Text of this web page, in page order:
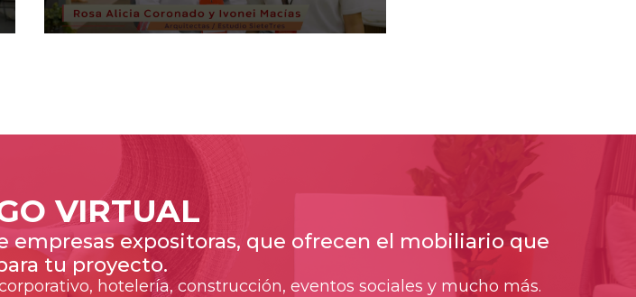
VIRTUAL
expositoras, que ofrecen el mobiliario que
tu proyecto.
hotelería, construcción, eventos sociales y mucho más.